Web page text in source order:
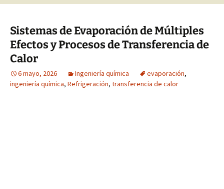
Sistemas de Evaporación de Múltiples
Efectos y Procesos de Transferencia de
Calor
6 mayo, 2026 Ingeniería química evaporación,
ingeniería química, Refrigeración, transferencia de calor